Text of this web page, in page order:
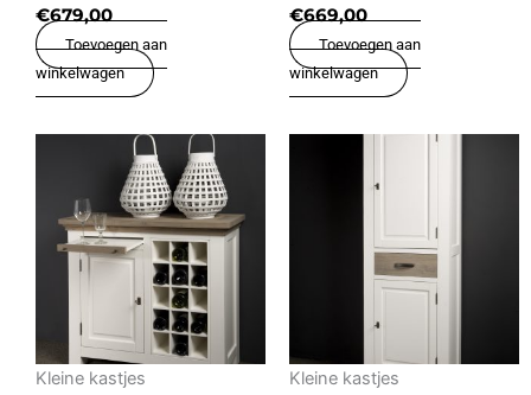
€679,00
Toevoegen aan
winkelwagen
€669,00
Toevoegen aan
winkelwagen
Kleine kastjes
Kleine kastjes